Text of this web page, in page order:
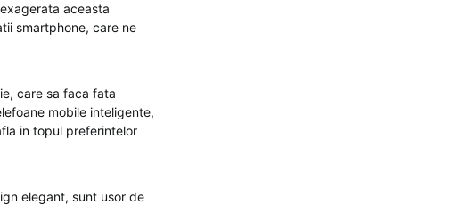
aceasta
smartphone, care ne
care sa faca fata
mobile inteligente,
in topul preferintelor
elegant, sunt usor de